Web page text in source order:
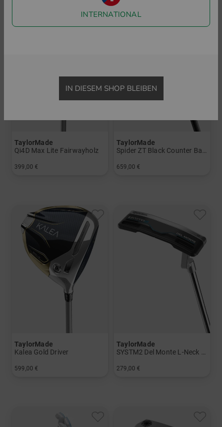
TaylorMade
Qi4D Max Lite Fairwayholz
399,00 €
TaylorMade
659,00 €
TaylorMade
Kalea Gold Driver
599,00 €
TaylorMade
SYSTM2 Del Monte L-Neck Putter
279,00 €
INTERNATIONAL
IN DIESEM SHOP BLEIBEN